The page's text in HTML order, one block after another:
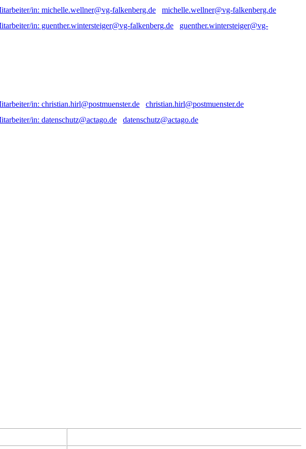
michelle.wellner@vg-falkenberg.de
guenther.wintersteiger@vg-
christian.hirl@postmuenster.de
datenschutz@actago.de